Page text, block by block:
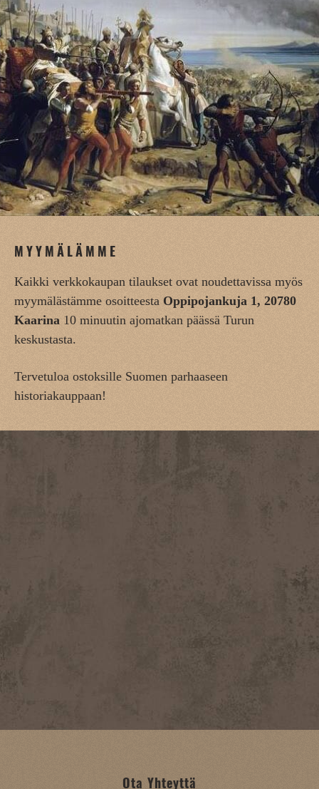
MYYMÄLÄMME
Kaikki verkkokaupan tilaukset ovat noudettavissa myös
myymälästämme osoitteesta Oppipojankuja 1, 20780
Kaarina 10 minuutin ajomatkan päässä Turun
keskustasta.
Tervetuloa ostoksille Suomen parhaaseen
historiakauppaan!
Ota Yhteyttä